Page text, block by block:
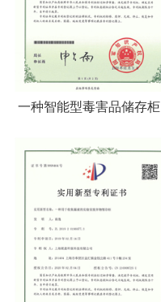
一种智能型毒害品储存柜